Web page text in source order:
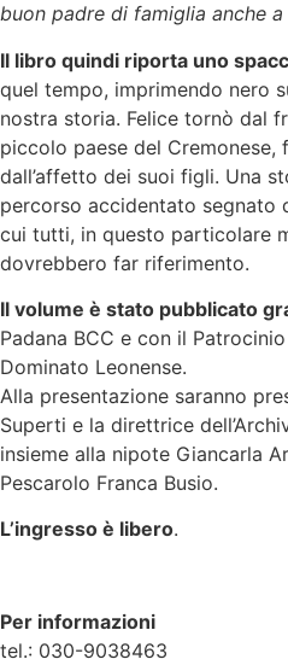
buon padre di famiglia anche
Il libro quindi riporta uno
quel tempo, imprimendo nero
nostra storia. Felice tornò dal
piccolo paese del Cremonese,
dall’affetto dei suoi figli. Una
percorso accidentato segnato
cui tutti, in questo particolare
dovrebbero far riferimento.
Il volume è stato pubblicato
Padana BCC e con il
Dominato Leonense.
Alla presentazione saranno
Superti e la direttrice
insieme alla nipote Giancarla
Pescarolo Franca Busio.
L’ingresso è libero.
Per informazioni
tel.: 030-9038463